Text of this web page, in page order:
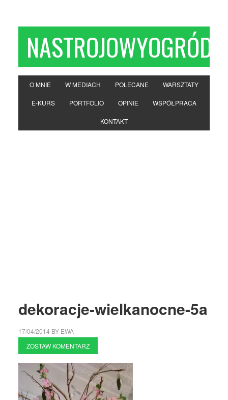
NASTROJOWYOGRÓD
O MNIE W MEDIACH POLECANE WARSZTATY
E-KURS PORTFOLIO OPINIE WSPÓŁPRACA
KONTAKT
dekoracje-wielkanocne-5a
17/04/2014 BY EWA
ZOSTAW KOMENTARZ